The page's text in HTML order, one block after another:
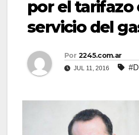
por el tarifazo
servicio del
Por 2245.com.ar
JUL 11, 2016